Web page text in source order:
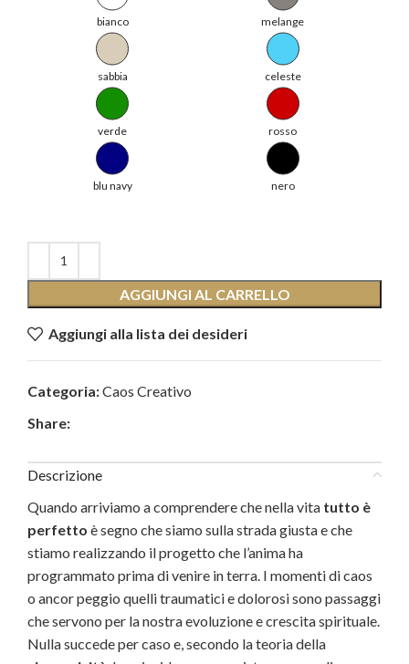
bianco melange
sabbia celeste
verde rosso
blu navy nero
AGGIUNGI AL CARRELLO
Aggiungi alla lista dei desideri
Categoria:Caos Creativo
Share:
Descrizione
Quando arriviamo a comprendere che nella vita tutto è
perfetto è segno che siamo sulla strada giusta e che
stiamo realizzando il progetto che l’anima ha
programmato prima di venire in terra. I momenti di caos
o ancor peggio quelli traumatici e dolorosi sono passaggi
che servono per la nostra evoluzione e crescita spirituale.
Nulla succede per caso e, secondo la teoria della